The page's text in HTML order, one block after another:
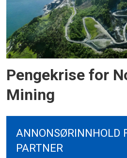
Pengekrise for
Mining
ANNONSØRINNHOLD
PARTNER